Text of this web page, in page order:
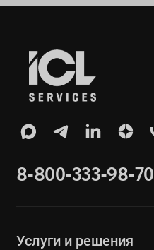
8-800-333-98-70
Услуги и решения